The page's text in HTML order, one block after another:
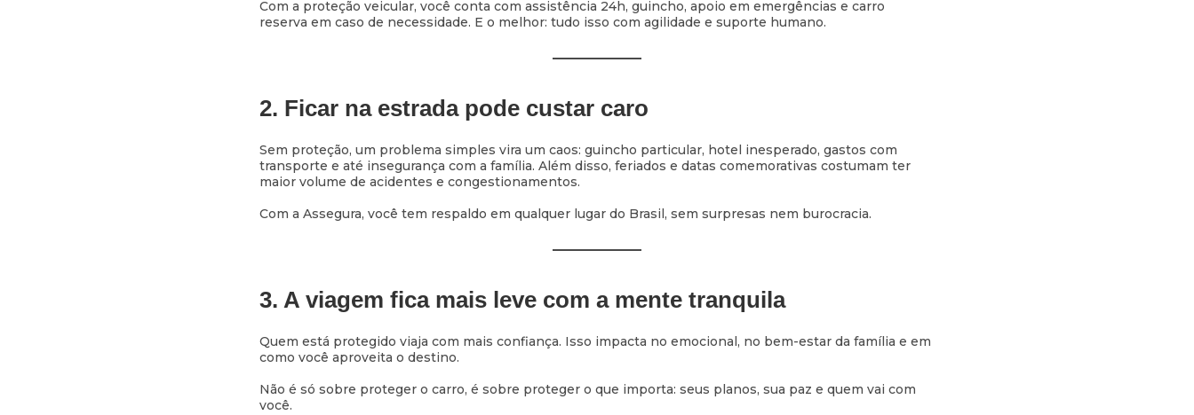
Com a proteção veicular, você conta com assistência 24h, guincho, apoio em emergências e carro
reserva em caso de necessidade. E o melhor: tudo isso com agilidade e suporte humano.
2. Ficar na estrada pode custar caro
Sem proteção, um problema simples vira um caos: guincho particular, hotel inesperado, gastos com
transporte e até insegurança com a família. Além disso, feriados e datas comemorativas costumam ter
maior volume de acidentes e congestionamentos.
Com a Assegura, você tem respaldo em qualquer lugar do Brasil, sem surpresas nem burocracia.
3. A viagem fica mais leve com a mente tranquila
Quem está protegido viaja com mais confiança. Isso impacta no emocional, no bem-estar da família e em
como você aproveita o destino.
Não é só sobre proteger o carro, é sobre proteger o que importa: seus planos, sua paz e quem vai com
você.